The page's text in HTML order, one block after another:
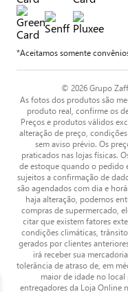
*Aceitamos somente
© 2026 Grupo
As fotos dos produtos são
produto real, confirme os
Preços e produtos válidos
alteração de preço,
sem aviso prévio. Os
praticados nas lojas físicas.
de estoque quando o pedido
sujeitos a confirmação de
são agendados com dia e
haja alteração, podemos
compras de supermercado,
citar que existem fatores
condições climáticas,
gerados por clientes
irá receber sua
tolerância de atraso de, em
maior de idade no local
entregadores da Loja Online